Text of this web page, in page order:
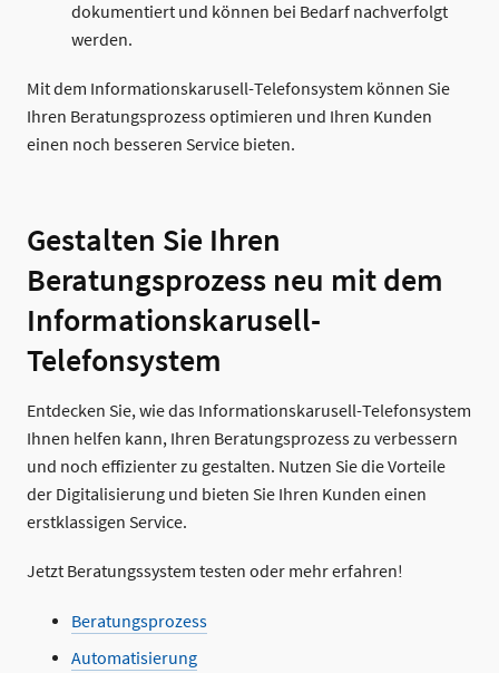
dokumentiert und können bei Bedarf nachverfolgt
werden.
Mit dem Informationskarusell-Telefonsystem können Sie
Ihren Beratungsprozess optimieren und Ihren Kunden
einen noch besseren Service bieten.
Gestalten Sie Ihren
Beratungsprozess neu mit dem
Informationskarusell-
Telefonsystem
Entdecken Sie, wie das Informationskarusell-Telefonsystem
Ihnen helfen kann, Ihren Beratungsprozess zu verbessern
und noch effizienter zu gestalten. Nutzen Sie die Vorteile
der Digitalisierung und bieten Sie Ihren Kunden einen
erstklassigen Service.
Jetzt Beratungssystem testen oder mehr erfahren!
Beratungsprozess
Automatisierung